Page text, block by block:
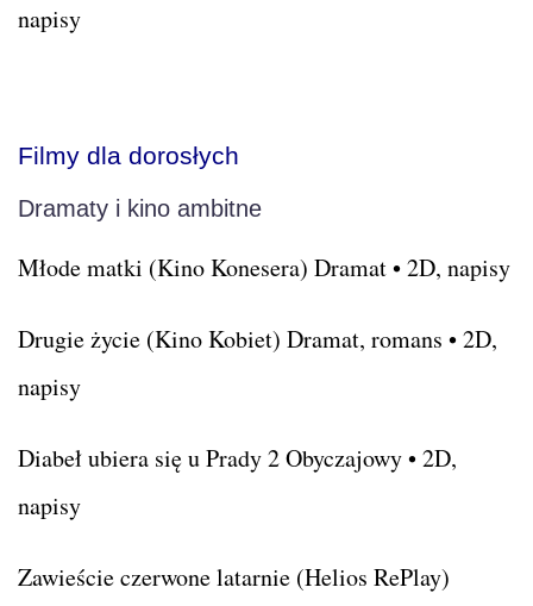
napisy
Filmy dla dorosłych
Dramaty i kino ambitne
Młode matki (Kino Konesera) Dramat • 2D, napisy
Drugie życie (Kino Kobiet) Dramat, romans • 2D,
napisy
Diabeł ubiera się u Prady 2 Obyczajowy • 2D,
napisy
Zawieście czerwone latarnie (Helios RePlay)